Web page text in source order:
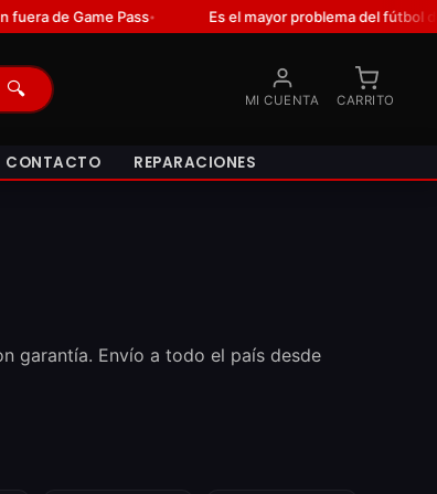
Game Pass• Es el mayor problema del fútbol desde
🔍 MI CUENTA CARRITO
CONTACTO REPARACIONES
garantía. Envío a todo el país desde